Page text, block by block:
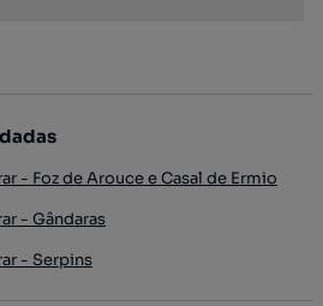
- Foz de Arouce e Casal de Ermio
- Gândaras
- Serpins